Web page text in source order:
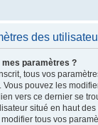
des
paramètres ?
tous vos
Vous pouvez les
vers ce dernier se
situé en haut
tous vos